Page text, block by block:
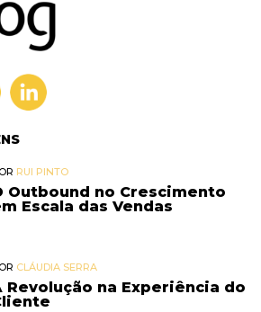
RUI PINTO
Outbound no Crescimento
Escala das Vendas
CLÁUDIA SERRA
Revolução na Experiência do